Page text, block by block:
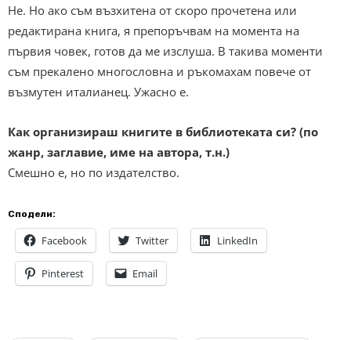
Не. Но ако съм възхитена от скоро прочетена или
редактирана книга, я препоръчвам на момента на
първия човек, готов да ме изслуша. В такива моменти
съм прекалено многословна и ръкомахам повече от
възмутен италианец. Ужасно е.
Как организираш книгите в библиотеката си? (по
жанр, заглавие, име на автора, т.н.)
Смешно е, но по издателство.
Сподели:
Facebook Twitter LinkedIn
Pinterest Email